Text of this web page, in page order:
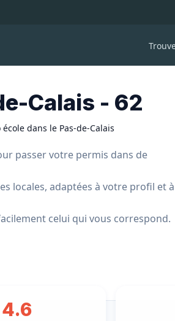
Calais - 62
école dans le Pas-de-Calais
passer votre permis dans de
locales, adaptées à votre profil et à
celui qui vous correspond.
4.6